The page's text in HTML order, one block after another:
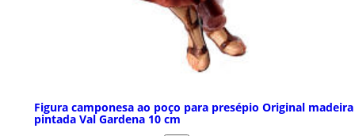
Figura camponesa ao poço para presépio Original madeira
pintada Val Gardena 10 cm